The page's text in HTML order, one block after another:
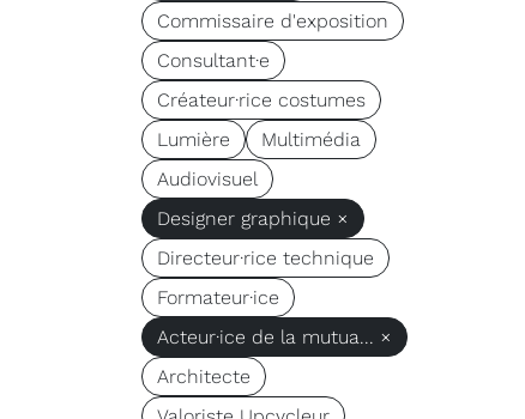
Commissaire d'exposition
Consultant·e
Créateur·rice costumes
Lumière
Multimédia
Audiovisuel
Designer graphique ×
Directeur·rice technique
Formateur·ice
Acteur·ice de la mutua... ×
Architecte